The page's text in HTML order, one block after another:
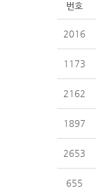
번호
2016
1173
2162
1897
2653
655